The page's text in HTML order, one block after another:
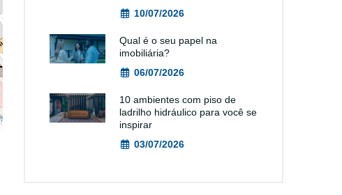
10/07/2026
Qual é o seu papel na
imobiliária?
06/07/2026
10 ambientes com piso de
ladrilho hidráulico para você se
inspirar
03/07/2026